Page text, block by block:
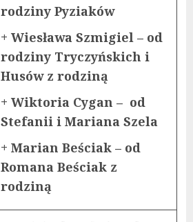
rodziny Pyziaków
+ Wiesława Szmigiel – od
rodziny Tryczyńskich i
Husów z rodziną
+ Wiktoria Cygan – od
Stefanii i Mariana Szela
+ Marian Beściak – od
Romana Beściak z
rodziną